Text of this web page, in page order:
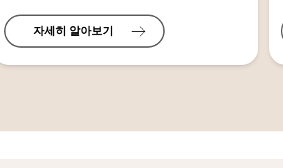
자세히 알아보기